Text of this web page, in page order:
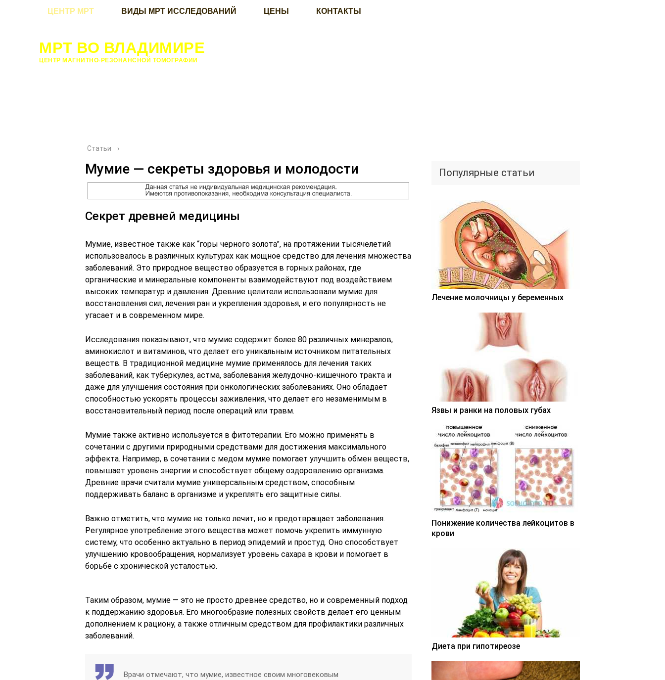
ЦЕНТР МРТ ВИДЫ МРТ ИССЛЕДОВАНИЙ ЦЕНЫ КОНТАКТЫ
МРТ ВО ВЛАДИМИРЕ
ЦЕНТР МАГНИТНО-РЕЗОНАНСНОЙ ТОМОГРАФИИ
Статьи ›
Мумие — секреты здоровья и молодости
Секрет древней медицины
Мумие, известное также как “горы черного золота”, на протяжении тысячелетий
использовалось в различных культурах как мощное средство для лечения множества
заболеваний. Это природное вещество образуется в горных районах, где
органические и минеральные компоненты взаимодействуют под воздействием
высоких температур и давления. Древние целители использовали мумие для
восстановления сил, лечения ран и укрепления здоровья, и его популярность не
угасает и в современном мире.
Исследования показывают, что мумие содержит более 80 различных минералов,
аминокислот и витаминов, что делает его уникальным источником питательных
веществ. В традиционной медицине мумие применялось для лечения таких
заболеваний, как туберкулез, астма, заболевания желудочно-кишечного тракта и
даже для улучшения состояния при онкологических заболеваниях. Оно обладает
способностью ускорять процессы заживления, что делает его незаменимым в
восстановительный период после операций или травм.
Мумие также активно используется в фитотерапии. Его можно применять в
сочетании с другими природными средствами для достижения максимального
эффекта. Например, в сочетании с медом мумие помогает улучшить обмен веществ,
повышает уровень энергии и способствует общему оздоровлению организма.
Древние врачи считали мумие универсальным средством, способным
поддерживать баланс в организме и укреплять его защитные силы.
Важно отметить, что мумие не только лечит, но и предотвращает заболевания.
Регулярное употребление этого вещества может помочь укрепить иммунную
систему, что особенно актуально в период эпидемий и простуд. Оно способствует
улучшению кровообращения, нормализует уровень сахара в крови и помогает в
борьбе с хронической усталостью.
Таким образом, мумие — это не просто древнее средство, но и современный подход
к поддержанию здоровья. Его многообразие полезных свойств делает его ценным
дополнением к рациону, а также отличным средством для профилактики различных
заболеваний.
Врачи отмечают, что мумие, известное своим многовековым
Популярные статьи
Лечение молочницы у беременных
Язвы и ранки на половых губах
Понижение количества лейкоцитов в
крови
Диета при гипотиреозе